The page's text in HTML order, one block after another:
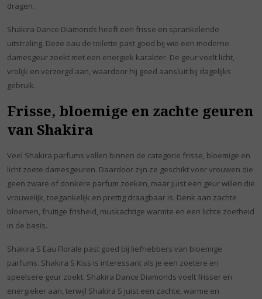
dragen.
Shakira Dance Diamonds heeft een frisse en sprankelende
uitstraling. Deze eau de toilette past goed bij wie een moderne
damesgeur zoekt met een energiek karakter. De geur voelt licht,
vrolijk en verzorgd aan, waardoor hij goed aansluit bij dagelijks
gebruik.
Frisse, bloemige en zachte geuren
van Shakira
Veel Shakira parfums vallen binnen de categorie frisse, bloemige en
licht zoete damesgeuren. Daardoor zijn ze geschikt voor vrouwen die
geen zware of donkere parfum zoeken, maar juist een geur willen die
vrouwelijk, toegankelijk en prettig draagbaar is. Denk aan zachte
bloemen, fruitige frisheid, muskachtige warmte en een lichte zoetheid
in de basis.
Shakira S Eau Florale past goed bij liefhebbers van bloemige
parfums. Shakira S Kiss is interessant als je een zoetere en
speelsere geur zoekt. Shakira Dance Diamonds voelt frisser en
energieker aan, terwijl Shakira S juist een zachte, warme en